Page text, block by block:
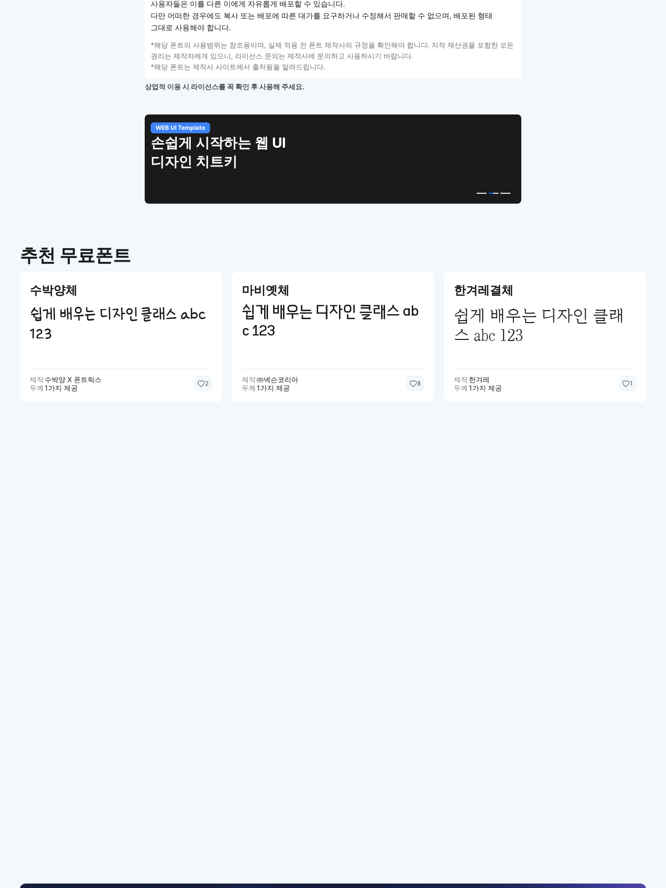
사용자들은 이를 다른 이에게 자유롭게 배포할 수 있습니다.
다만 어떠한 경우에도 복사 또는 배포에 따른 대가를 요구하거나 수정해서 판매할 수 없으며, 배포된 형태
그대로 사용해야 합니다.
*해당 폰트의 사용범위는 참조용이며, 실제 적용 전 폰트 제작사의 규정을 확인해야 합니다. 지적 재산권을 포함한 모든
권리는 제작자에게 있으니, 라이선스 문의는 제작사에 문의하고 사용하시기 바랍니다.
*해당 폰트는 제작사 사이트에서 출처됨을 알려드립니다.
상업적 이용 시 라이선스를 꼭 확인 후 사용해 주세요.
WEB UI Template
손쉽게 시작하는 웹 UI
디자인 치트키
추천 무료폰트
수박양체
쉽게 배우는 디자인 클래스 abc
123
제작수박양 X 폰트릭스
두께 1가지 제공
2
마비옛체
쉽게 배우는 디자인 클래스 ab
c 123
제작㈜넥슨코리아
두께 1가지 제공
8
한겨레결체
쉽게 배우는 디자인 클래
스 abc 123
제작한겨레
두께 1가지 제공
1